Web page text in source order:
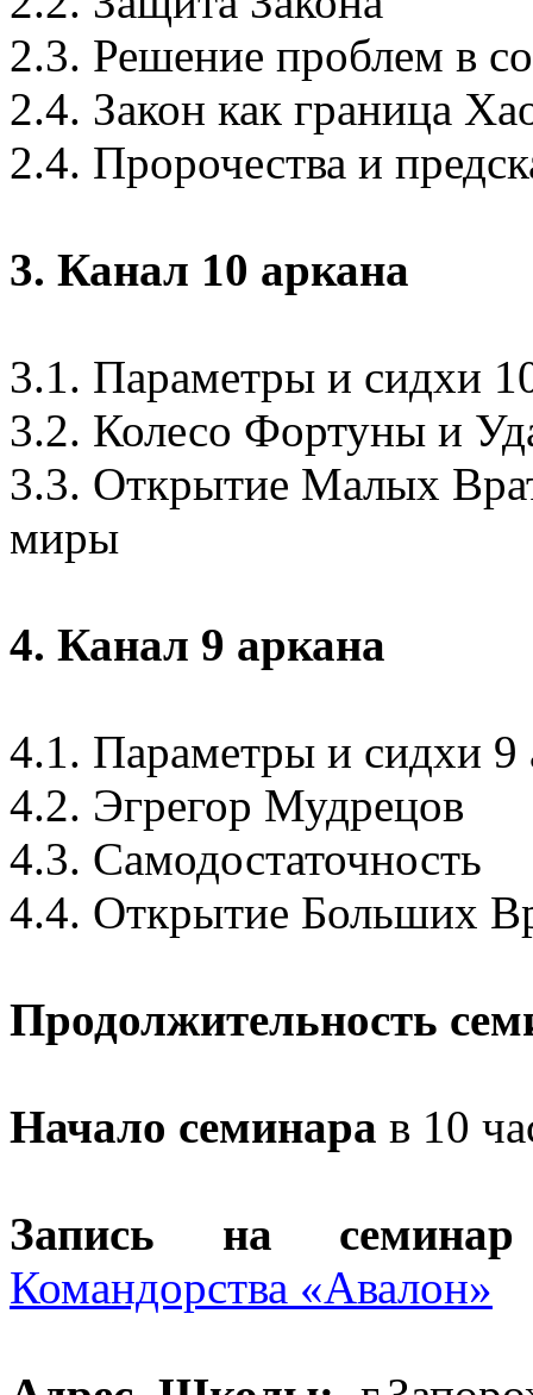
2.3. Решение проблем в
2.4. Закон как граница
2.4. Пророчества и
3. Канал 10 аркана
3.1. Параметры и сидхи
3.2. Колесо Фортуны и
3.3. Открытие Малых
миры
4. Канал 9 аркана
4.1. Параметры и сидхи 9
4.2. Эгрегор Мудрецов
4.3. Самодостаточность
4.4. Открытие Больших
Продолжительность
Начало семинара в 10
Запись на семинар
Командорства «Авалон»